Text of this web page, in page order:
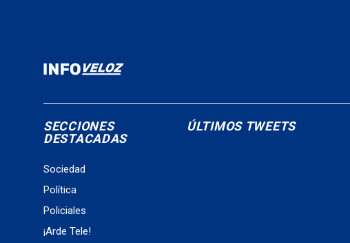
SECCIONES
DESTACADAS
Sociedad
Política
Policiales
¡Arde Tele!
ÚLTIMOS TWEETS